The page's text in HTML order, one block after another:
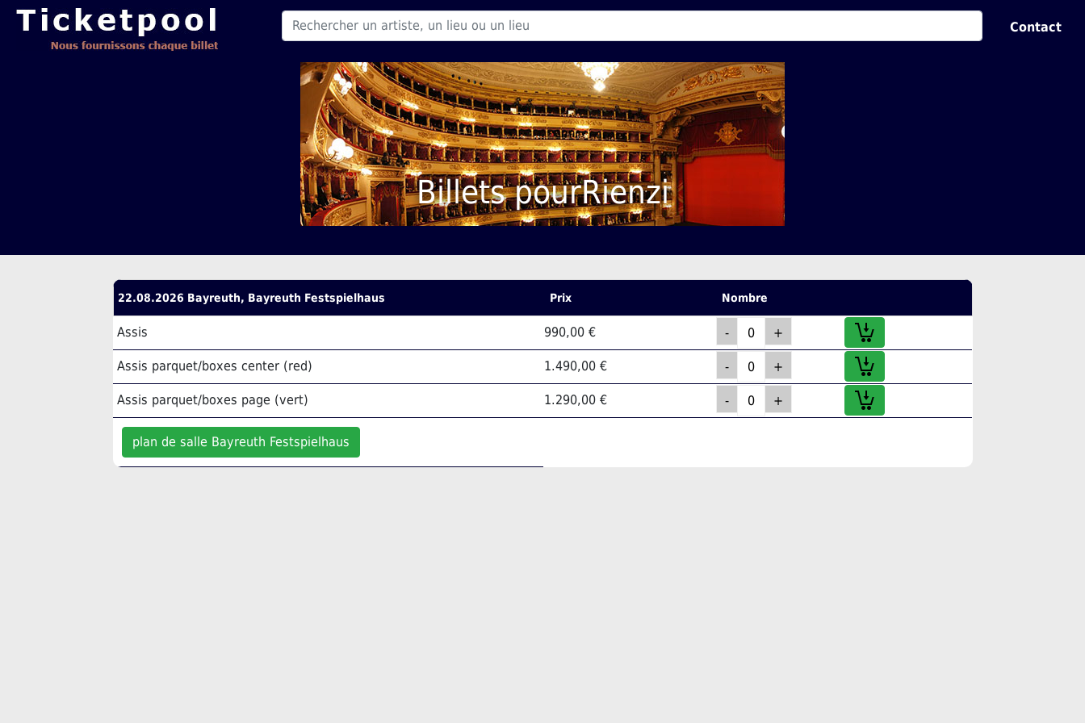
Contact
Billets pourRienzi
22.08.2026 Bayreuth, Bayreuth Festspielhaus Prix Nombre
Assis 990,00 €
Assis parquet/boxes center (red) 1.490,00 €
Assis parquet/boxes page (vert) 1.290,00 €
plan de salle Bayreuth Festspielhaus